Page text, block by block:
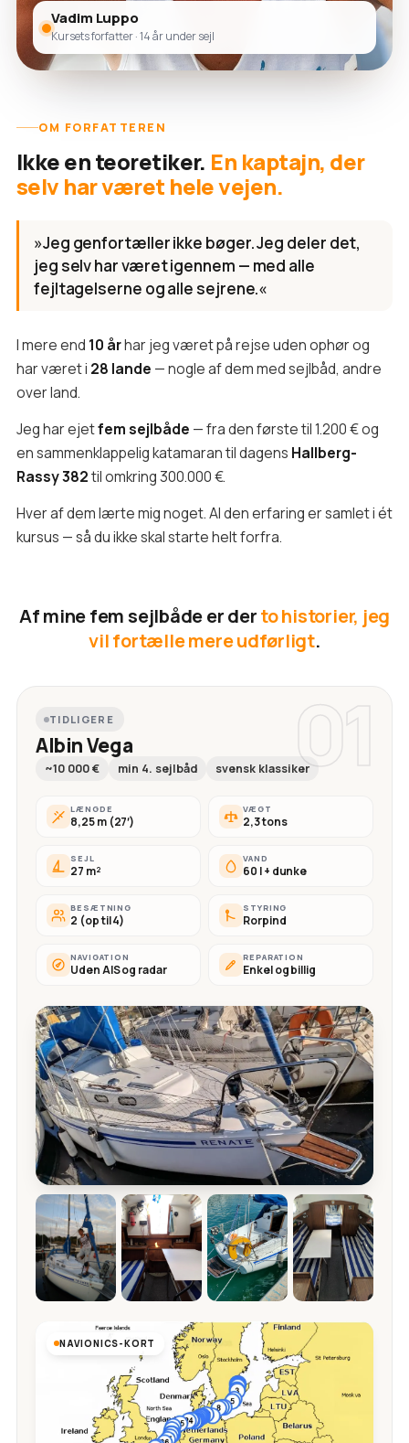
Vadim Luppo
Kursets forfatter · 14 år under sejl
OM FORFATTEREN
Ikke en teoretiker. En kaptajn, der
selv har været hele vejen.
»Jeg genfortæller ikke bøger. Jeg deler det,
jeg selv har været igennem — med alle
fejltagelserne og alle sejrene.«
I mere end 10 århar jeg været på rejse uden ophør og
har været i 28 lande — nogle af dem med sejlbåd, andre
over land.
Jeg har ejetfem sejlbåde — fra den første til 1.200 € og
en sammenklappelig katamaran til dagens Hallberg-
Rassy 382til omkring 300.000 €.
Hver af dem lærte mig noget. Al den erfaring er samlet i ét
kursus — så du ikke skal starte helt forfra.
Af mine fem sejlbåde er derto historier, jeg
vil fortælle mere udførligt.
01
TIDLIGERE
Albin Vega
~10 000 € min 4. sejlbåd svensk klassiker
LÆNGDE
8,25 m (27′)
VÆGT
2,3 tons
SEJL
27 m²
VAND
60 l + dunke
BESÆTNING
2 (op til 4)
STYRING
Rorpind
NAVIGATION
Uden AIS og radar
REPARATION
Enkel og billig
NAVIONICS-KORT